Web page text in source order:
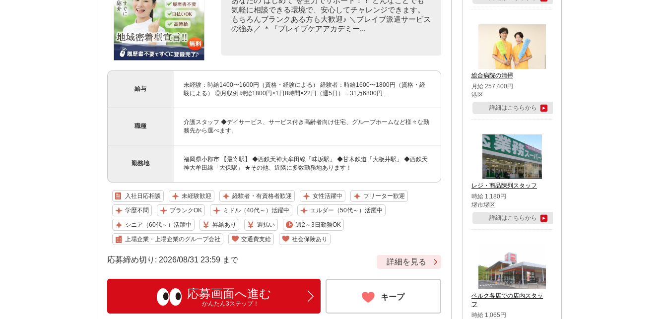
気軽に相談できる環境で、安心してチャレンジできます。
もちろんブランクある方も大歓迎♪ ＼ブレイブ派遣サービス
の強み／ ＊『ブレイブケアアカデミー...
給与
未経験：時給1400〜1600円（資格・経験による） 経験者：時給1600〜1800円（資格・経
験による） ◎月収例 時給1800円×1日8時間×22日（週5日）＝31万6800円 ...
職種
介護スタッフ ◆デイサービス、サービス付き高齢者向け住宅、グループホームなど様々な勤
務先から選べます。
勤務地
福岡県小郡市 【最寄駅】 ◆西鉄天神大牟田線「味坂駅」 ◆甘木鉄道「大板井駅」 ◆西鉄天
神大牟田線「大保駅」 ★その他、近隣に多数勤務地あります！
入社日応相談 未経験歓迎 経験者・有資格者歓迎 女性活躍中 フリーター歓迎
学歴不問 ブランクOK ミドル（40代～）活躍中 エルダー（50代～）活躍中
シニア（60代～）活躍中 昇給あり 週払い 週2～3日勤務OK
上場企業・上場企業のグループ会社 交通費支給 社会保険あり
応募締め切り: 2026/08/31 23:59 まで 詳細を見る
応募画面へ進む
かんたん3ステップ！
キープ
総合病院の清掃
月給 257,400円
港区
詳細はこちらから
レジ・商品陳列スタッフ
時給 1,180円
堺市堺区
詳細はこちらから
ベルク各店での店内スタッ
フ
時給 1,065円